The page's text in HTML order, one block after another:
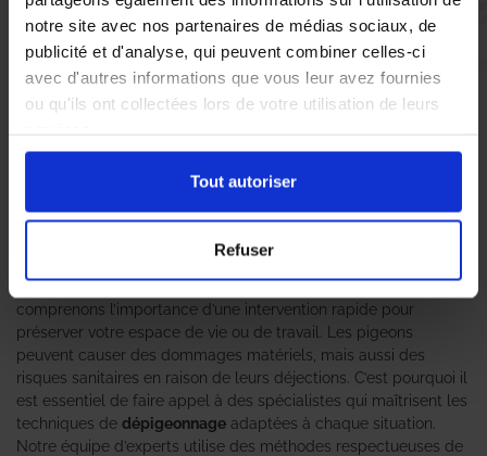
notre site avec nos partenaires de médias sociaux, de
publicité et d'analyse, qui peuvent combiner celles-ci
avec d'autres informations que vous leur avez fournies
ou qu'ils ont collectées lors de votre utilisation de leurs
Tout autoriser
Refuser
Vous recevez une demande d’évaluation de votre expérience
avec l’équipe AS DE PIC.
Nous avons pensé à tout
un véritable fléau pour les particuliers et les entreprises. Les
Professionnels en dépigeonnage
Grâce à notre expertise en gestion des nuisibles, nous
comprenons l’importance d’une intervention rapide pour
préserver votre espace de vie ou de travail. Les pigeons
peuvent causer des dommages matériels, mais aussi des
risques sanitaires en raison de leurs déjections. C’est pourquoi il
est essentiel de faire appel à des spécialistes qui maîtrisent les
techniques de dépigeonnage adaptées à chaque situation.
Notre équipe d’experts utilise des méthodes respectueuses de